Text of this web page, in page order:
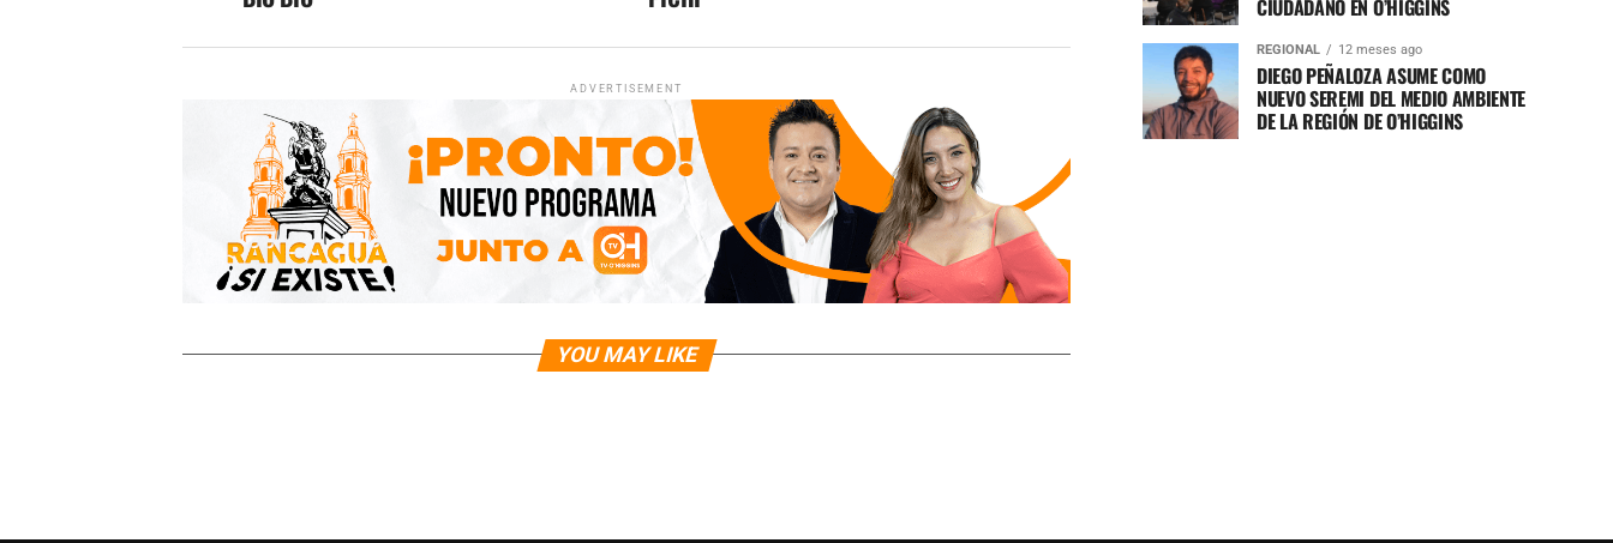
ADVERTISEMENT
YOU MAY LIKE
CIUDADANO EN O’HIGGINS
REGIONAL 12 meses ago
DIEGO PEÑALOZA ASUME COMO
NUEVO SEREMI DEL MEDIO AMBIENTE
DE LA REGIÓN DE O’HIGGINS